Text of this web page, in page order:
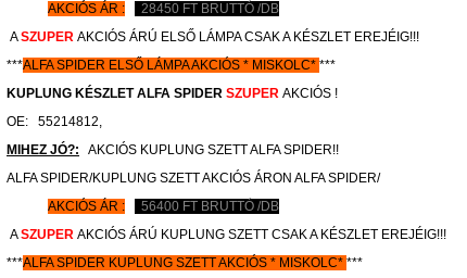
AKCIÓS ÁR :
28450 FT BRUTTÓ /DB
ASZUPER AKCIÓS ÁRÚ ELSŐ LÁMPA CSAK A KÉSZLET EREJÉIG!!!
***ALFA SPIDER ELSŐ LÁMPA AKCIÓS * MISKOLC* ***
KUPLUNG KÉSZLETALFA SPIDER SZUPER AKCIÓS !
OE: 55214812,
MIHEZ JÓ?: AKCIÓS KUPLUNG SZETT ALFA SPIDER!!
ALFA SPIDER/KUPLUNG SZETT AKCIÓS ÁRON ALFA SPIDER/
AKCIÓS ÁR :
56400 FT BRUTTÓ /DB
ASZUPER AKCIÓS ÁRÚ KUPLUNG SZETT CSAK A KÉSZLET EREJÉIG!!!
***ALFA SPIDER KUPLUNG SZETT AKCIÓS * MISKOLC* ***